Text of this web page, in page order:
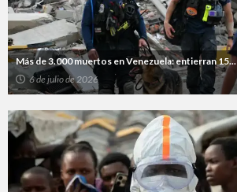
Más de 3.000 muertos en Venezuela: entierran 15...
6 de julio de 2026